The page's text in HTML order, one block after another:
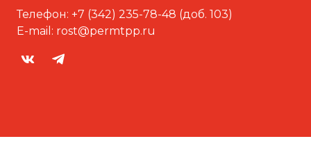
Телефон: +7 (342) 235-78-48 (доб. 103)
E-mail: rost@permtpp.ru